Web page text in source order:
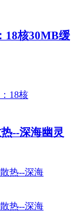
18核30MB缓
--深海幽灵